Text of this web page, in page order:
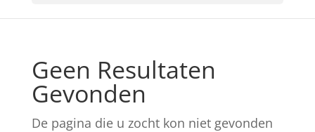
Geen Resultaten
Gevonden
De pagina die u zocht kon niet gevonden